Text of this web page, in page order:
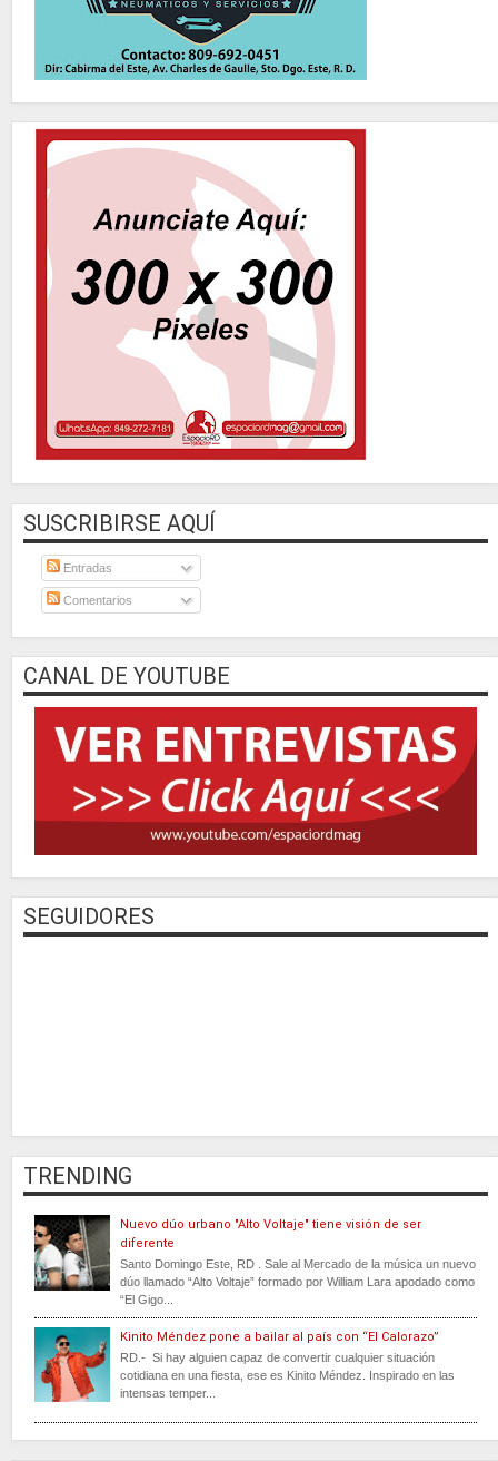
SUSCRIBIRSE AQUÍ
Entradas
Comentarios
CANAL DE YOUTUBE
SEGUIDORES
TRENDING
Nuevo dúo urbano "Alto Voltaje" tiene visión de ser
diferente
Santo Domingo Este, RD . Sale al Mercado de la música un nuevo
dúo llamado “Alto Voltaje” formado por William Lara apodado como
“El Gigo...
Kinito Méndez pone a bailar al país con “El Calorazo”
RD.- Si hay alguien capaz de convertir cualquier situación
cotidiana en una fiesta, ese es Kinito Méndez. Inspirado en las
intensas temper...